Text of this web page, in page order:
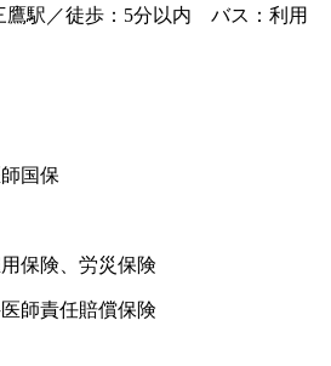
鷹駅／徒歩：5分以内 バス：利用
国保
保険、労災保険
師責任賠償保険